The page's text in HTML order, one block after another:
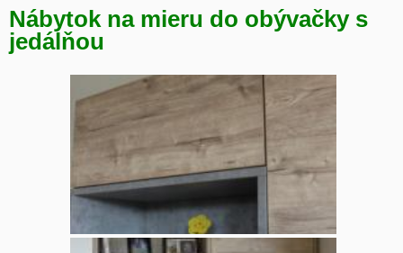
Nábytok na mieru do obývačky s
jedálňou